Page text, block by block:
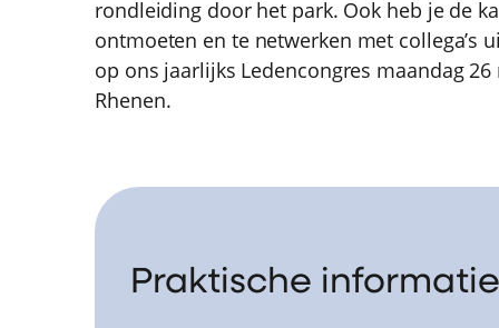
rondleiding door het park. Ook heb je de
ontmoeten en te netwerken met collega’s
op ons jaarlijks Ledencongres maandag
Rhenen.
Praktische